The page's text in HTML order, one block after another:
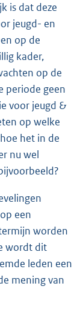
is dat deze
jeugd- en
op de
kader,
op de
periode geen
voor jeugd &
op welke
het in de
nu wel
een
worden
wordt dit
leden een
mening van